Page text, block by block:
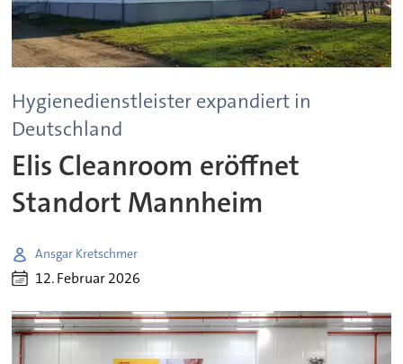
Hygienedienstleister expandiert in
Deutschland
Elis Cleanroom eröffnet
Standort Mannheim
Ansgar Kretschmer
12. Februar 2026